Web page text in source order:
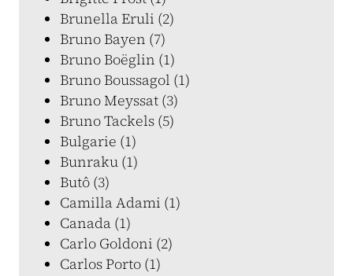
Brunella Eruli (2)
Bruno Bayen (7)
Bruno Boëglin (1)
Bruno Boussagol (1)
Bruno Meyssat (3)
Bruno Tackels (5)
Bulgarie (1)
Bunraku (1)
Butô (3)
Camilla Adami (1)
Canada (1)
Carlo Goldoni (2)
Carlos Porto (1)